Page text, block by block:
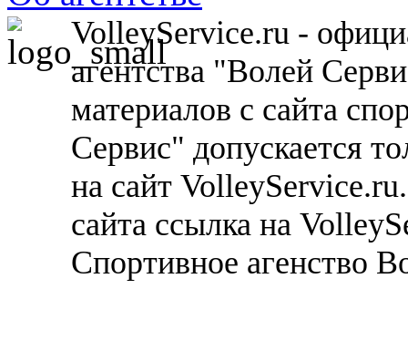
VolleyService.ru -
агентства "Волей
материалов с сайта
Сервис" допускается
на сайт
сайта ссылка на
Спортивное агенство